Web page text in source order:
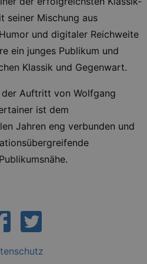
seiner Mischung aus
und digitaler Reichweite
ein junges Publikum und
Klassik und Gegenwart.
Auftritt von Wolfgang
ist dem
Jahren eng verbunden und
dresden.de
hours